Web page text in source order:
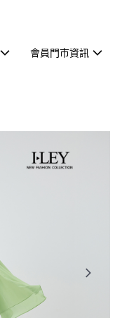
會員門市資訊